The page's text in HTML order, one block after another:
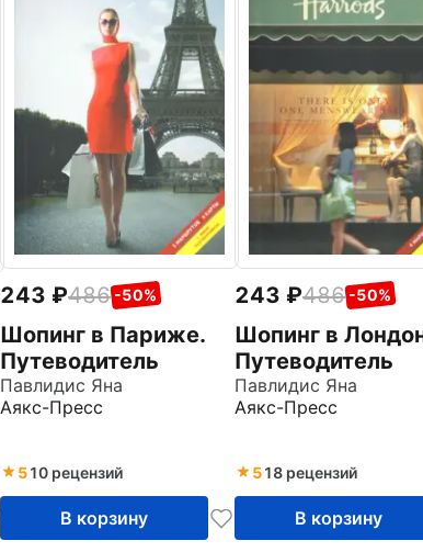
243 486 -50%
Шопинг в Париже.
Путеводитель
Павлидис Яна
Аякс-Пресс
510 рецензий
В корзину
243 486 -50%
Шопинг в
Путеводитель
Павлидис Яна
Аякс-Пресс
518 рецензий
В корзину